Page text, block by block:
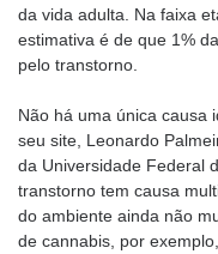
da vida adulta. Na faixa
estimativa é de que 1%
pelo transtorno.
Não há uma única causa
seu site, Leonardo
da Universidade Federal
transtorno tem causa
do ambiente ainda não
de cannabis, por